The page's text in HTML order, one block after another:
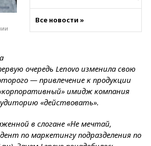
селах
06:30США и Колумбия
обсуждают координацию
усилий против наркотрафика
05:30ВМС Испании усилили
миграционного кризиса
03:30 В Минстрое сравнили
Все новости »
очередь Lenovo изменила свою
— привлечение к продукции
имидж компания
«действовать».
в слогане «Не мечтай,
по маркетингу подразделения по